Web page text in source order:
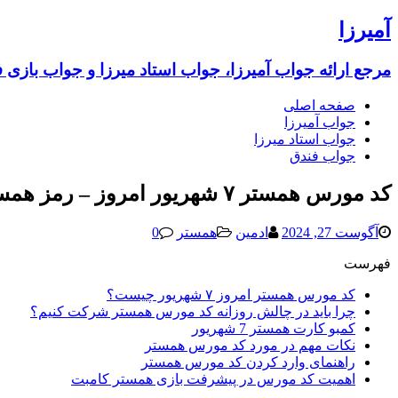
آمیرزا
مرجع ارائه جواب آمیرزا، جواب استاد میرزا و جواب بازی
صفحه اصلی
جواب آمیرزا
جواب استاد میرزا
جواب فندق
کد مورس همستر ۷ شهریور امروز – رمز همستر 7 شهریور 1403 (امشب جدید) یک میلیونی
آگوست 27, 2024 ادمین همستر 0
فهرست
کد مورس همستر امروز ۷ شهریور چیست؟
چرا باید در چالش روزانه کد مورس همستر شرکت کنیم؟
کمبو کارت همستر 7 شهریور
نکات مهم در مورد کد مورس همستر
راهنمای وارد کردن کد مورس همستر
اهمیت کد مورس در پیشرفت بازی همستر کامبت